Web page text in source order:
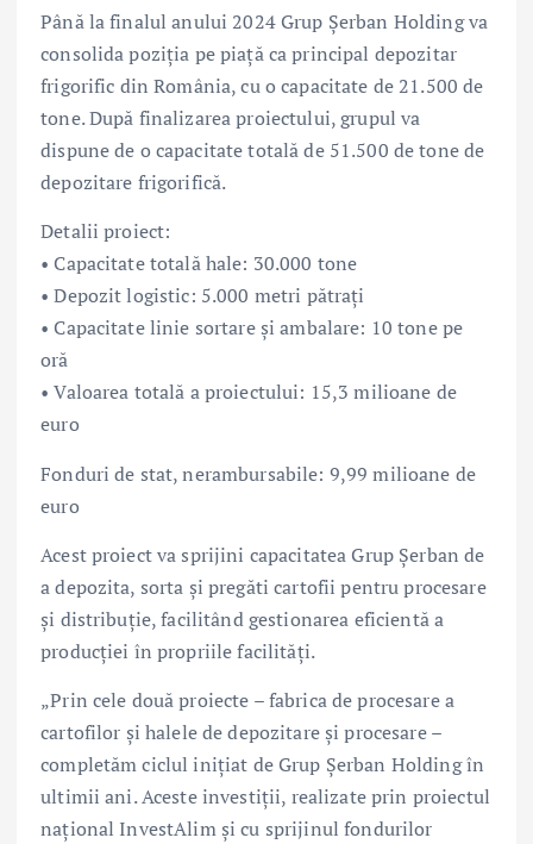
Până la finalul anului 2024 Grup Șerban Holding va
consolida poziția pe piață ca principal depozitar
frigorific din România, cu o capacitate de 21.500 de
tone. După finalizarea proiectului, grupul va
dispune de o capacitate totală de 51.500 de tone de
depozitare frigorifică.
Detalii proiect:
• Capacitate totală hale: 30.000 tone
• Depozit logistic: 5.000 metri pătrați
• Capacitate linie sortare și ambalare: 10 tone pe
oră
• Valoarea totală a proiectului: 15,3 milioane de
euro
Fonduri de stat, nerambursabile: 9,99 milioane de
euro
Acest proiect va sprijini capacitatea Grup Șerban de
a depozita, sorta și pregăti cartofii pentru procesare
și distribuție, facilitând gestionarea eficientă a
producției în propriile facilități.
„Prin cele două proiecte – fabrica de procesare a
cartofilor și halele de depozitare și procesare –
completăm ciclul inițiat de Grup Șerban Holding în
ultimii ani. Aceste investiții, realizate prin proiectul
național InvestAlim și cu sprijinul fondurilor